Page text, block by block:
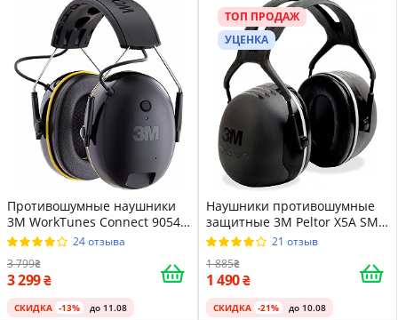
Противошумные наушники
3M WorkTunes Connect 90543
/ Bluetooth / До 30 часов
24 отзыва
3 799
3 299
СКИДКА -13% до 11.08
ТОП ПРОДАЖ
УЦЕНКА
Наушники противошумные
защитные 3M Peltor X5A SML
Черный
21 отзыв
1 885
1 490
СКИДКА -21% до 10.08